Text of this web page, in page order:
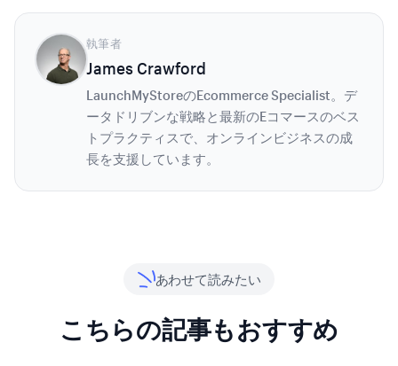
執筆者
James Crawford
LaunchMyStoreのEcommerce Specialist。デ
ータドリブンな戦略と最新のEコマースのベス
トプラクティスで、オンラインビジネスの成
長を支援しています。
あわせて読みたい
こちらの記事もおすすめ